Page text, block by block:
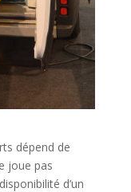
dépend de
joue pas
d’un